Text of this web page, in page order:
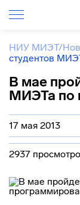
НИУ МИЭТ/
студентов
В мае
МИЭТа по
17 мая 2013
2937